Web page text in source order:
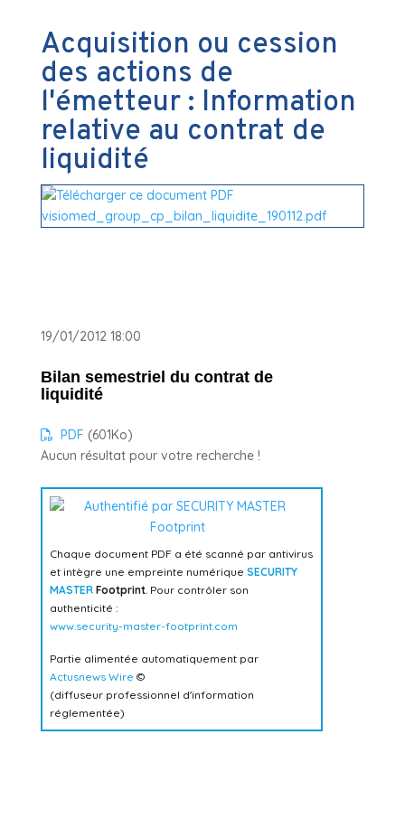
Acquisition ou cession
des actions de
l'émetteur : Information
relative au contrat de
liquidité
19/01/2012 18:00
Bilan semestriel du contrat de
liquidité
PDF (601Ko)
Aucun résultat pour votre recherche !
Chaque document PDF a été scanné par antivirus
et intègre une empreinte numérique SECURITY
MASTERFootprint. Pour contrôler son
authenticité :
www.security-master-footprint.com
Partie alimentée automatiquement par
Actusnews Wire ©
(diffuseur professionnel d'information
réglementée)